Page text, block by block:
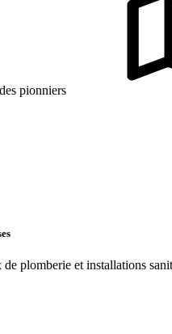
pionniers
plomberie et installations